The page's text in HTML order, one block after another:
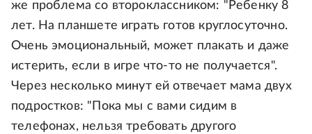
же проблема со второклассником: "Ребенку 8
лет. На планшете играть готов круглосуточно.
Очень эмоциональный, может плакать и даже
истерить, если в игре что-то не получается".
Через несколько минут ей отвечает мама двух
подростков: "Пока мы с вами сидим в
телефонах, нельзя требовать другого